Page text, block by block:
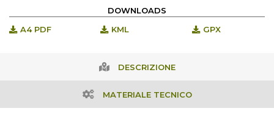
DOWNLOADS
A4 PDF
KML GPX
DESCRIZIONE
MATERIALE TECNICO